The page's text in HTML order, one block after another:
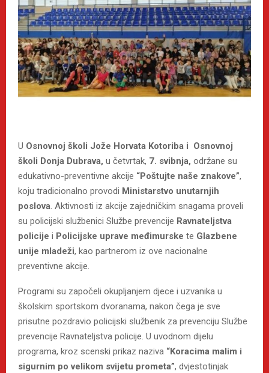
U Osnovnoj školi Jože Horvata Kotoriba i Osnovnoj
školi Donja Dubrava, u četvrtak, 7. svibnja, održane su
edukativno-preventivne akcije “Poštujte naše znakove”,
koju tradicionalno provodi Ministarstvo unutarnjih
poslova. Aktivnosti iz akcije zajedničkim snagama proveli
su policijski službenici Službe prevencije Ravnateljstva
policije i Policijske uprave međimurske te Glazbene
unije mladeži, kao partnerom iz ove nacionalne
preventivne akcije.
Programi su započeli okupljanjem djece i uzvanika u
školskim sportskom dvoranama, nakon čega je sve
prisutne pozdravio policijski službenik za prevenciju Službe
prevencije Ravnateljstva policije. U uvodnom dijelu
programa, kroz scenski prikaz naziva “Koracima malim i
sigurnim po velikom svijetu prometa”, dvjestotinjak